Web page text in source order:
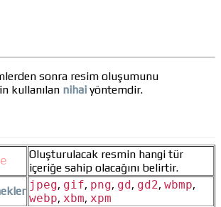
sonra resim oluşumunu
kullanılan nihai yöntemdir.
Oluşturulacak resmin hangi tür
içeriğe sahip olacağını belirtir.
jpeg, gif, png, gd, gd2, wbmp,
webp, xbm, xpm